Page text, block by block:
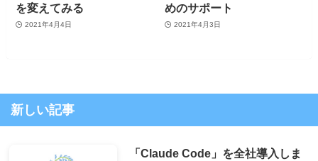
を変えてみる
2021年4月4日
めのサポート
2021年4月3日
新しい記事
「Claude Code」を全社導入しま